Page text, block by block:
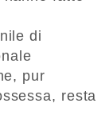
di
pur
resta